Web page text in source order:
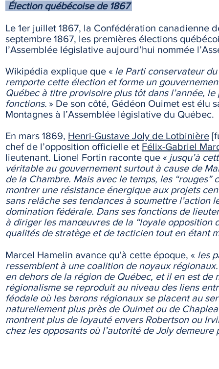
Élection québécoise de 1867
Le 1er juillet 1867, la Confédération canadienne
septembre 1867, les premières élections
l’Assemblée législative aujourd’hui nommée
Wikipédia explique que « le Parti conservateur
remporte cette élection et forme un
Québec à titre provisoire plus tôt dans l’année,
fonctions. » De son côté, Gédéon Ouimet est élu
Montagnes à l’Assemblée législative du Québec.
En mars 1869, Henri-Gustave Joly de Lotbinière
chef de l’opposition officielle et Félix-Gabriel
lieutenant. Lionel Fortin raconte que « jusqu’à
véritable au gouvernement surtout à cause de
de la Chambre. Mais avec le temps, les
montrer une résistance énergique aux projets
sans relâche ses tendances à soumettre
domination fédérale. Dans ses fonctions de
à diriger les manœuvres de la “loyale opposition
qualités de stratège et de tacticien tout en étant
Marcel Hamelin avance qu'à cette époque, « les
ressemblent à une coalition de noyaux
en dehors de la région de Québec, et il en est de
régionalisme se reproduit au niveau des liens
féodale où les barons régionaux se placent au
naturellement plus près de Ouimet ou de
montrent plus de loyauté envers Robertson ou
chez les opposants où l’autorité de Joly